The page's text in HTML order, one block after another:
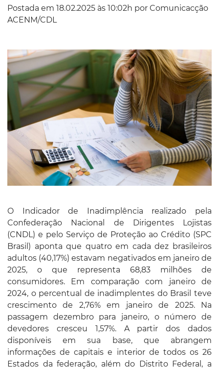
Postada em 18.02.2025 às 10:02h por Comunicacção
ACENM/CDL
O Indicador de Inadimplência realizado pela
Confederação Nacional de Dirigentes Lojistas
(CNDL) e pelo Serviço de Proteção ao Crédito (SPC
Brasil) aponta que quatro em cada dez brasileiros
adultos (40,17%) estavam negativados em janeiro de
2025, o que representa 68,83 milhões de
consumidores. Em comparação com janeiro de
2024, o percentual de inadimplentes do Brasil teve
crescimento de 2,76% em janeiro de 2025. Na
passagem dezembro para janeiro, o número de
devedores cresceu 1,57%. A partir dos dados
disponíveis em sua base, que abrangem
informações de capitais e interior de todos os 26
Estados da federação, além do Distrito Federal, a